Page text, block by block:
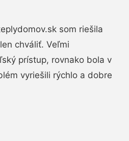
som riešila
chváliť. Veľmi
prístup, rovnako bola v
vyriešili rýchlo a dobre